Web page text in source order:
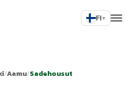
FI▾
/Aamu/Sadehousut